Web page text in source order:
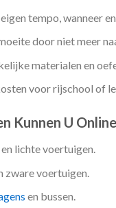
tempo, wanneer
door niet meer
materialen en
voor rijschool of
Kunnen U
lichte voertuigen.
zware voertuigen.
en bussen.